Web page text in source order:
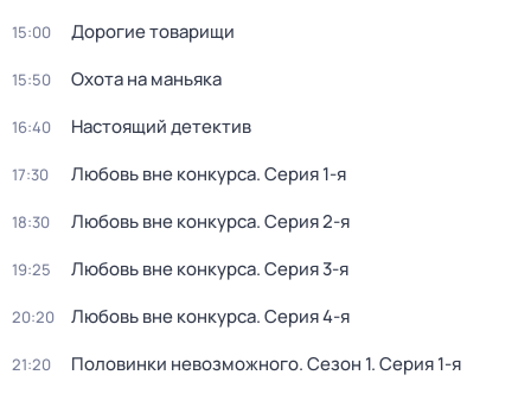
15:00 Дорогие товарищи
15:50 Охота на маньяка
16:40 Настоящий детектив
17:30 Любовь вне конкурса. Серия 1-я
18:30 Любовь вне конкурса. Серия 2-я
19:25 Любовь вне конкурса. Серия 3-я
20:20 Любовь вне конкурса. Серия 4-я
21:20 Половинки невозможного. Сезон 1. Серия 1-я